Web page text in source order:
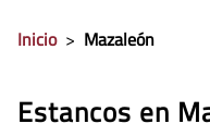
Inicio > Mazaleón
Estancos en